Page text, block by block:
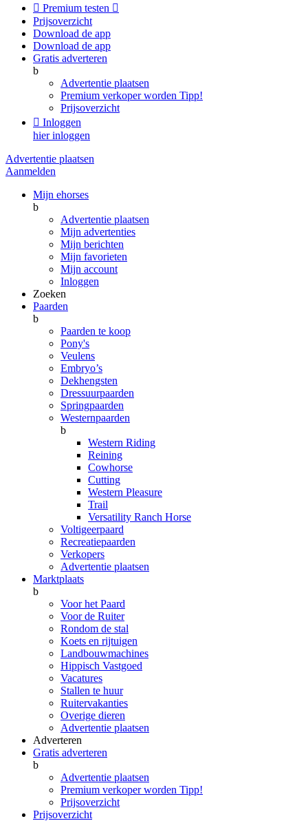
 Premium testen 
Prijsoverzicht
Download de app
Download de app
Gratis adverteren
b
Advertentie plaatsen
Premium verkoper worden Tipp!
Prijsoverzicht
 Inloggen
hier inloggen
Advertentie plaatsen
Aanmelden
Mijn ehorses
b
Advertentie plaatsen
Mijn advertenties
Mijn berichten
Mijn favorieten
Mijn account
Inloggen
Zoeken
Paarden
b
Paarden te koop
Pony's
Veulens
Embryo’s
Dekhengsten
Dressuurpaarden
Springpaarden
Westernpaarden
b
Western Riding
Reining
Cowhorse
Cutting
Western Pleasure
Trail
Versatility Ranch Horse
Voltigeerpaard
Recreatiepaarden
Verkopers
Advertentie plaatsen
Marktplaats
b
Voor het Paard
Voor de Ruiter
Rondom de stal
Koets en rijtuigen
Landbouwmachines
Hippisch Vastgoed
Vacatures
Stallen te huur
Ruitervakanties
Overige dieren
Advertentie plaatsen
Adverteren
Gratis adverteren
b
Advertentie plaatsen
Premium verkoper worden Tipp!
Prijsoverzicht
Prijsoverzicht